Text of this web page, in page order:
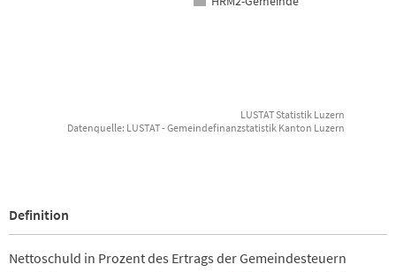
LUSTAT Statistik Luzern
Datenquelle: LUSTAT - Gemeindefinanzstatistik Kanton Luzern
Definition
Nettoschuld in Prozent des Ertrags der Gemeindesteuern